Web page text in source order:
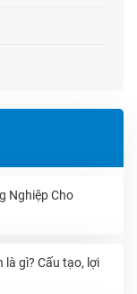
Nghiệp Cho
là gì? Cấu tạo, lợi